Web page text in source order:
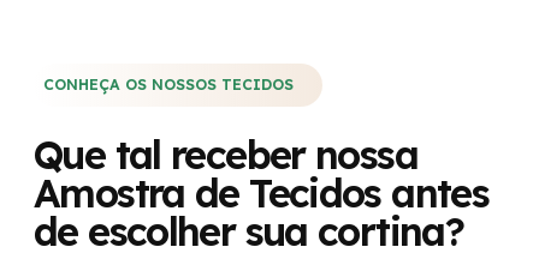
CONHEÇA OS NOSSOS TECIDOS
Que tal receber nossa
Amostra de Tecidos antes
de escolher sua cortina?